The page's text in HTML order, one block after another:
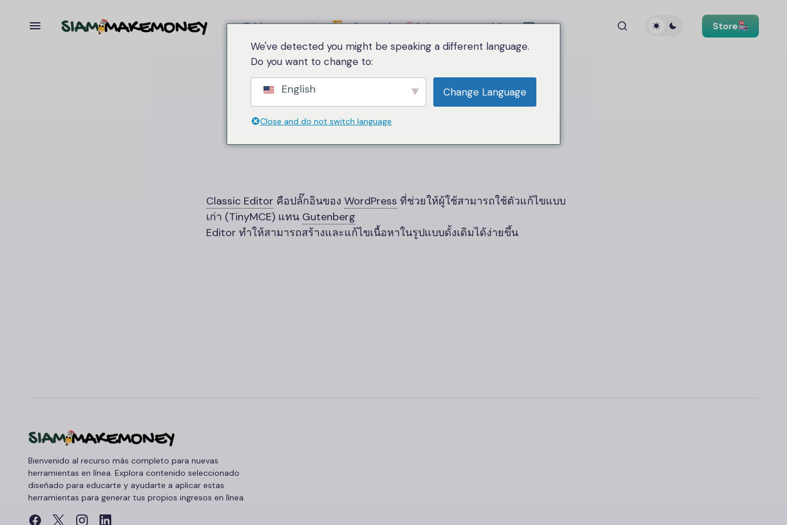
Tabla comparativa Categoría Sobre nosotros Idioma Store
Hogar Classic Editor
Classic Editor
Classic Editor คือปลั๊กอินของ WordPress ที่ช่วยให้ผู้ใช้สามารถใช้ตัวแก้ไขแบบ
เก่า (TinyMCE) แทน Gutenberg
Editor ทำให้สามารถสร้างและแก้ไขเนื้อหาในรูปแบบดั้งเดิมได้ง่ายขึ้น
Bienvenido al recurso más completo para nuevas
herramientas en línea. Explora contenido seleccionado
diseñado para educarte y ayudarte a aplicar estas
herramientas para generar tus propios ingresos en línea.
We've detected you might be speaking a different language.
Do you want to change to:
English Change Language
Close and do not switch language